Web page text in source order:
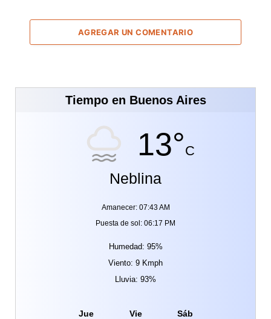
AGREGAR UN COMENTARIO
Tiempo en Buenos Aires
13°C
Neblina
Amanecer: 07:43 AM
Puesta de sol: 06:17 PM
Humedad: 95%
Viento: 9 Kmph
Lluvia: 93%
Jue Vie Sáb